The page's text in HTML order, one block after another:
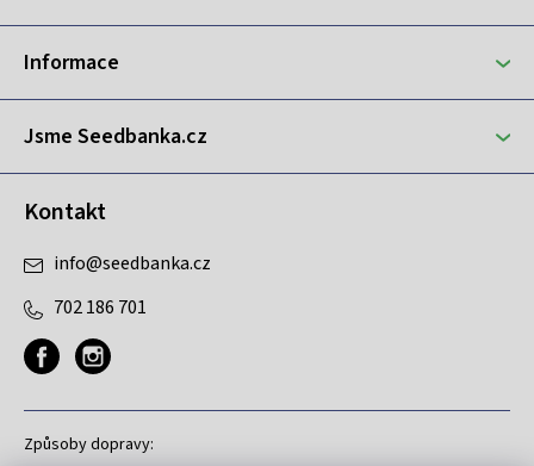
a
í
Informace
Jsme Seedbanka.cz
Kontakt
info@seedbanka.cz
702 186 701
Způsoby dopravy: